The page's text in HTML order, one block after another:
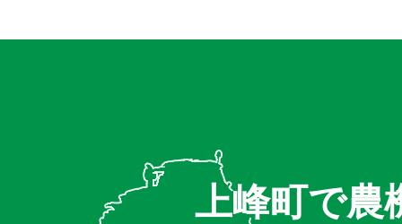
上峰町で農